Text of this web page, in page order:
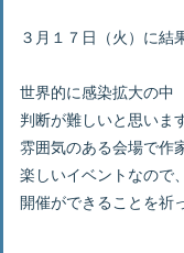
３月１７日（火）に結
世界的に感染拡大の中
判断が難しいと思いま
雰囲気のある会場で作
楽しいイベントなので
開催ができることを祈